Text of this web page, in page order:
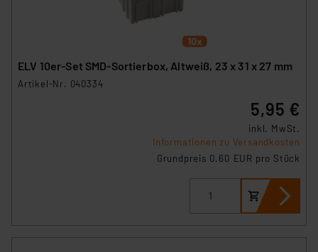
ELV 10er-Set SMD-Sortierbox, Altweiß, 23 x 31 x 27 mm
Artikel-Nr. 040334
5,95 €
inkl. MwSt.
Informationen zu Versandkosten
Grundpreis 0.60 EUR pro Stück